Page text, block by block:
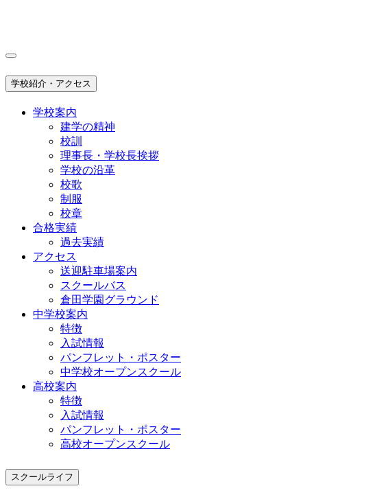
学校紹介・アクセス
学校案内
建学の精神
校訓
理事長・学校長挨拶
学校の沿革
校歌
制服
校章
合格実績
過去実績
アクセス
送迎駐車場案内
スクールバス
倉田学園グラウンド
中学校案内
特徴
入試情報
パンフレット・ポスター
中学校オープンスクール
高校案内
特徴
入試情報
パンフレット・ポスター
高校オープンスクール
スクールライフ